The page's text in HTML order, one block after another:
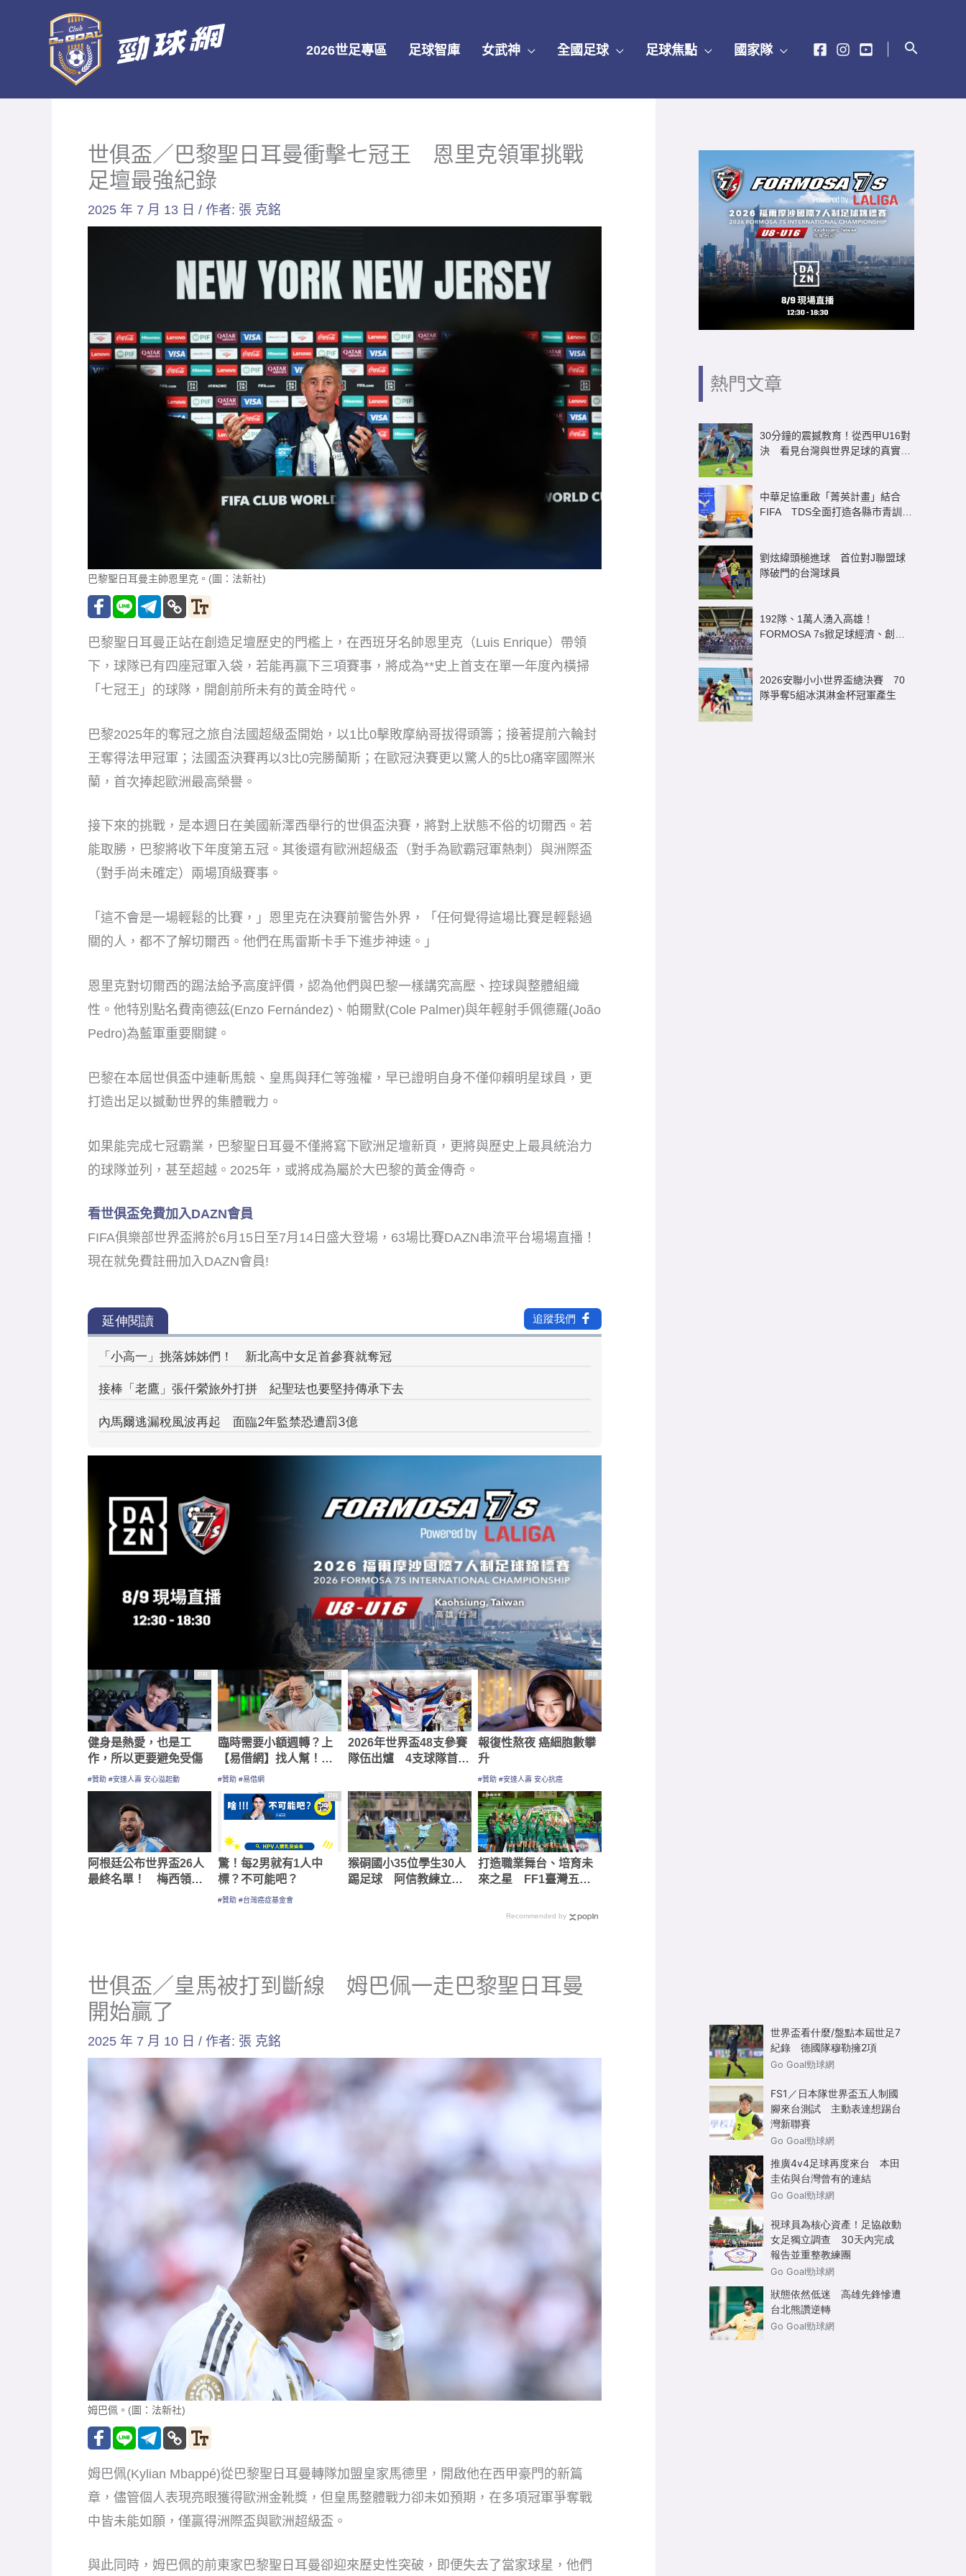
2026世足專區 足球智庫 女武神 全國足球 足球焦點 國家隊
世俱盃／巴黎聖日耳曼衝擊七冠王 恩里克領軍挑戰
足壇最強紀錄
2025 年 7 月 13 日 / 作者: 張 克銘
巴黎聖日耳曼主帥恩里克。(圖：法新社)
巴黎聖日耳曼正站在創造足壇歷史的門檻上，在西班牙名帥恩里克（Luis Enrique）帶領
下，球隊已有四座冠軍入袋，若能再贏下三項賽事，將成為**史上首支在單一年度內橫掃
「七冠王」的球隊，開創前所未有的黃金時代。
巴黎2025年的奪冠之旅自法國超級盃開始，以1比0擊敗摩納哥拔得頭籌；接著提前六輪封
王奪得法甲冠軍；法國盃決賽再以3比0完勝蘭斯；在歐冠決賽更以驚人的5比0痛宰國際米
蘭，首次捧起歐洲最高榮譽。
接下來的挑戰，是本週日在美國新澤西舉行的世俱盃決賽，將對上狀態不俗的切爾西。若
能取勝，巴黎將收下年度第五冠。其後還有歐洲超級盃（對手為歐霸冠軍熱刺）與洲際盃
（對手尚未確定）兩場頂級賽事。
「這不會是一場輕鬆的比賽，」恩里克在決賽前警告外界，「任何覺得這場比賽是輕鬆過
關的人，都不了解切爾西。他們在馬雷斯卡手下進步神速。」
恩里克對切爾西的踢法給予高度評價，認為他們與巴黎一樣講究高壓、控球與整體組織
性。他特別點名費南德茲(Enzo Fernández)、帕爾默(Cole Palmer)與年輕射手佩德羅(João
Pedro)為藍軍重要關鍵。
巴黎在本屆世俱盃中連斬馬競、皇馬與拜仁等強權，早已證明自身不僅仰賴明星球員，更
打造出足以撼動世界的集體戰力。
如果能完成七冠霸業，巴黎聖日耳曼不僅將寫下歐洲足壇新頁，更將與歷史上最具統治力
的球隊並列，甚至超越。2025年，或將成為屬於大巴黎的黃金傳奇。
看世俱盃免費加入DAZN會員
FIFA俱樂部世界盃將於6月15日至7月14日盛大登場，63場比賽DAZN串流平台場場直播！
現在就免費註冊加入DAZN會員!
PR
健身是熱愛，也是工
作，所以更要避免受傷
#贊助 #安達人壽 安心溢起動
PR
臨時需要小額週轉？上
【易借網】找人幫！資
金快速到位
#贊助 #易借網
2026年世界盃48支參賽
隊伍出爐 4支球隊首次
PR
報復性熬夜 癌細胞數攀
升
#贊助 #安達人壽 安心抗癌
阿根廷公布世界盃26人
最終名單！ 梅西領銜
PR
驚！每2男就有1人中
標？不可能吧？
#贊助 #台灣癌症基金會
猴硐國小35位學生30人
踢足球 阿信教練立志
打造職業舞台、培育未
來之星 FF1臺灣五人
Recommended by
熱門文章
30分鐘的震撼教育！從西甲U16對
決 看見台灣與世界足球的真實差
中華足協重啟「菁英計畫」結合
FIFA TDS全面打造各縣市青訓體
劉炫緯頭槌進球 首位對J聯盟球
隊破門的台灣球員
192隊、1萬人湧入高雄！
FORMOSA 7s掀足球經濟、創造
2026安聯小小世界盃總決賽 70
隊爭奪5組冰淇淋金杯冠軍產生
世俱盃／皇馬被打到斷線 姆巴佩一走巴黎聖日耳曼
開始贏了
2025 年 7 月 10 日 / 作者: 張 克銘
姆巴佩。(圖：法新社)
姆巴佩(Kylian Mbappé)從巴黎聖日耳曼轉隊加盟皇家馬德里，開啟他在西甲豪門的新篇
章，儘管個人表現亮眼獲得歐洲金靴獎，但皇馬整體戰力卻未如預期，在多項冠軍爭奪戰
中皆未能如願，僅贏得洲際盃與歐洲超級盃。
與此同時，姆巴佩的前東家巴黎聖日耳曼卻迎來歷史性突破，即便失去了當家球星，他們